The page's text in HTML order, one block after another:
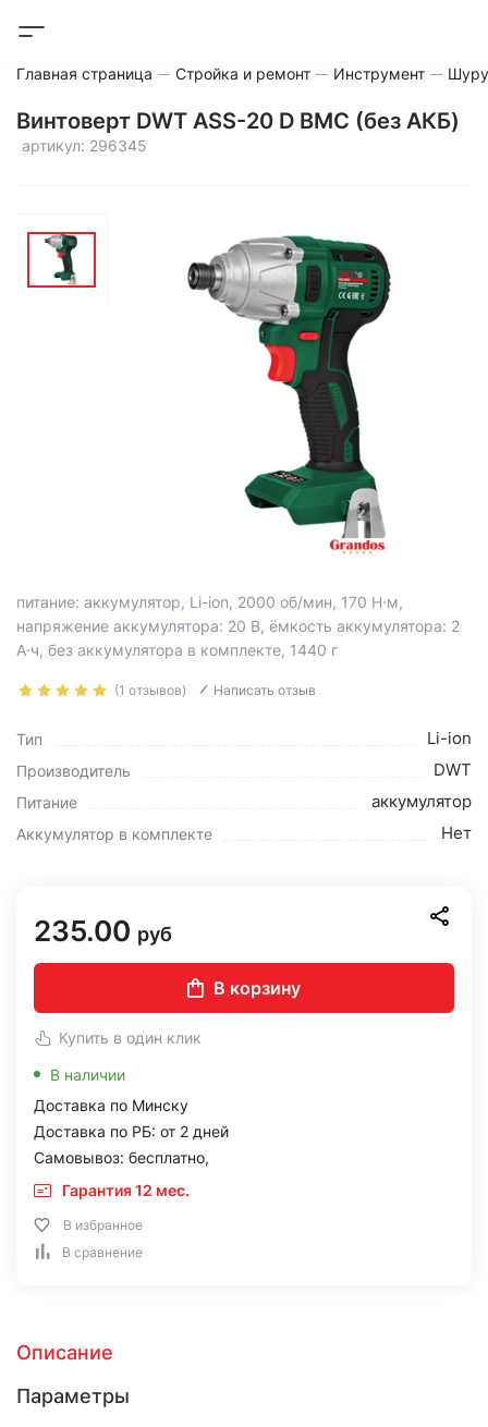
Главная страница Стройка и ремонт Инструмент
Винтоверт DWT ASS-20 D BMC (без АКБ)
артикул: 296345
питание: аккумулятор, Li-ion, 2000 об/мин, 170 Н·м,
напряжение аккумулятора: 20 В, ёмкость аккумулятора: 2
А·ч, без аккумулятора в комплекте, 1440 г
(1 отзывов) Написать отзыв
Тип Li-ion
Производитель DWT
Питание аккумулятор
Аккумулятор в комплекте Нет
235.00 руб
В корзину
Купить в один клик
В наличии
Доставка по Минску
Доставка по РБ: от 2 дней
Самовывоз: бесплатно,
Гарантия 12 мес.
В избранное
В сравнение
Описание
Параметры